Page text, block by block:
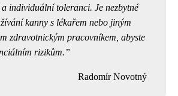
a individuální toleranci. Je nezbytné
kanny s lékařem nebo jiným
zdravotnickým pracovníkem, abyste
rizikům.
Radomír Novotný